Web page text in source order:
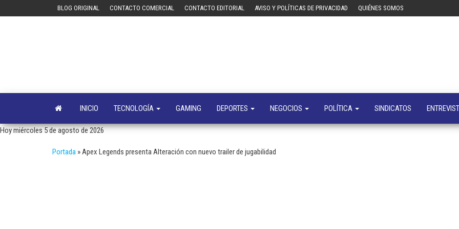
BLOG ORIGINAL CONTACTO COMERCIAL CONTACTO EDITORIAL AVISO Y POLÍTICAS DE PRIVACIDAD QUIÉNES SOMOS
negocios
INICIO TECNOLOGÍA GAMING DEPORTES NEGOCIOS POLÍTICA SINDICATOS
Hoy miércoles 5 de agosto de 2026
Portada »Apex Legends presenta Alteración con nuevo trailer de jugabilidad